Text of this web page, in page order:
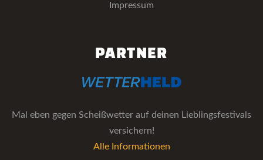
Impressum
PARTNER
Mal eben gegen Scheißwetter auf deinen Lieblingsfestivals
versichern!
Alle Informationen